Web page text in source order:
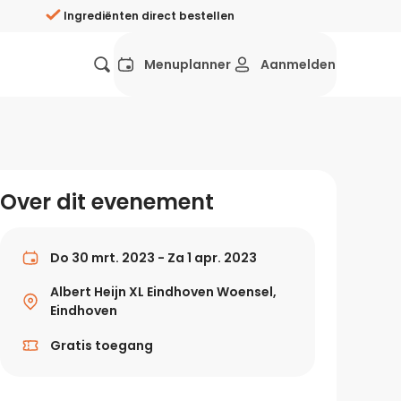
Ingrediënten direct bestellen
Wat eten we vandaag?
Gezonde recepten
Recepten avondeten
Makkelijke recepten
Menuplanner Aanmelden
Over dit evenement
Do 30 mrt. 2023 - Za 1 apr. 2023
Albert Heijn XL Eindhoven Woensel,
Eindhoven
Gratis toegang